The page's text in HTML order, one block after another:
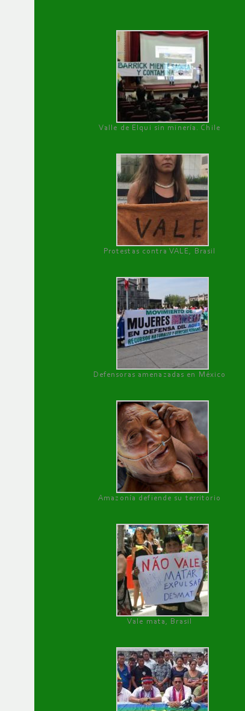
Valle de Elqui sin minería. Chile
Protestas contra VALE, Brasil
Defensoras amenazadas en México
Amazonía defiende su territorio
Vale mata, Brasil